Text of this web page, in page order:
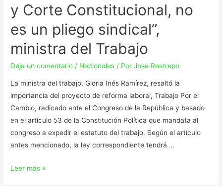
y Corte Constitucional, no
es un pliego sindical”,
ministra del Trabajo
Deja un comentario / Nacionales / PorJose Restrepo
La ministra del trabajo, Gloria Inés Ramírez, resaltó la
importancia del proyecto de reforma laboral, Trabajo Por el
Cambio, radicado ante el Congreso de la República y basado
en el artículo 53 de la Constitución Política que mandata al
congreso a expedir el estatuto del trabajo. Según el artículo
antes mencionado, la ley correspondiente tendrá …
Leer más »